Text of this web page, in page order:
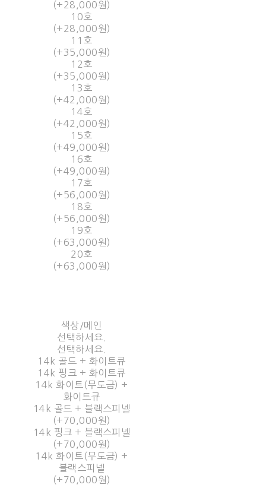
(+28,000원)
10호
(+28,000원)
11호
(+35,000원)
12호
(+35,000원)
13호
(+42,000원)
14호
(+42,000원)
15호
(+49,000원)
16호
(+49,000원)
17호
(+56,000원)
18호
(+56,000원)
19호
(+63,000원)
20호
(+63,000원)
색상/메인
선택하세요.
선택하세요.
14k 골드 + 화이트큐
14k 핑크 + 화이트큐
14k 화이트(무도금) +
화이트큐
14k 골드 + 블랙스피넬
(+70,000원)
14k 핑크 + 블랙스피넬
(+70,000원)
14k 화이트(무도금) +
블랙스피넬
(+70,000원)